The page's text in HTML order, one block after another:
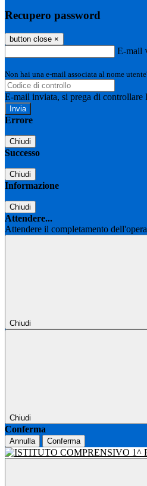
Recupero password
button close ×
E-mail
Non hai una e-mail associata al nome
E-mail inviata, si prega di controllare
Errore
Chiudi
Successo
Chiudi
Informazione
Chiudi
Attendere...
Attendere il completamento
Chiudi
Chiudi
Conferma
Annulla Conferma